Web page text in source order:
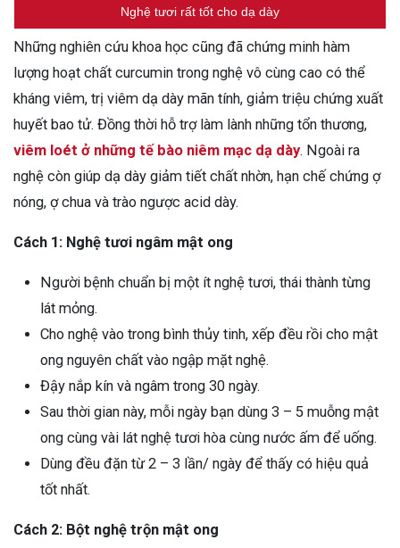
Nghệ tươi rất tốt cho dạ dày
Những nghiên cứu khoa học cũng đã chứng minh hàm
lượng hoạt chất curcumin trong nghệ vô cùng cao có thể
kháng viêm, trị viêm dạ dày mãn tính, giảm triệu chứng xuất
huyết bao tử. Đồng thời hỗ trợ làm lành những tổn thương,
viêm loét ở những tế bào niêm mạc dạ dày. Ngoài ra
nghệ còn giúp dạ dày giảm tiết chất nhờn, hạn chế chứng ợ
nóng, ợ chua và trào ngược acid dày.
Cách 1: Nghệ tươi ngâm mật ong
Người bệnh chuẩn bị một ít nghệ tươi, thái thành từng
lát mỏng.
Cho nghệ vào trong bình thủy tinh, xếp đều rồi cho mật
ong nguyên chất vào ngập mặt nghệ.
Đậy nắp kín và ngâm trong 30 ngày.
Sau thời gian này, mỗi ngày bạn dùng 3 – 5 muỗng mật
ong cùng vài lát nghệ tươi hòa cùng nước ấm để uống.
Dùng đều đặn từ 2 – 3 lần/ ngày để thấy có hiệu quả
tốt nhất.
Cách 2: Bột nghệ trộn mật ong